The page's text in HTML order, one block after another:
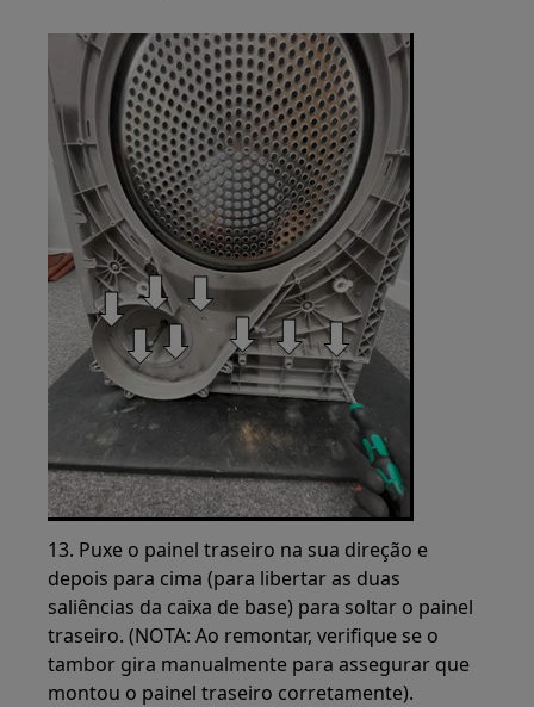
13. Puxe o painel traseiro na sua direção e
depois para cima (para libertar as duas
saliências da caixa de base) para soltar o painel
traseiro. (NOTA: Ao remontar, verifique se o
tambor gira manualmente para assegurar que
montou o painel traseiro corretamente).